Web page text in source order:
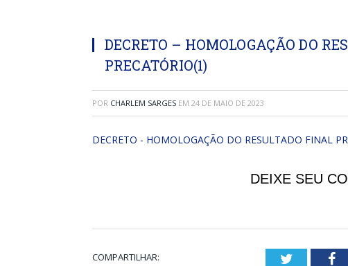
DECRETO – HOMOLOGAÇÃO DO
PRECATÓRIO(1)
POR CHARLEM SARGES EM 24 DE MAIO DE 2023
DECRETO - HOMOLOGAÇÃO DO RESULTADO FINAL
DEIXE SEU
COMPARTILHAR: Twitter